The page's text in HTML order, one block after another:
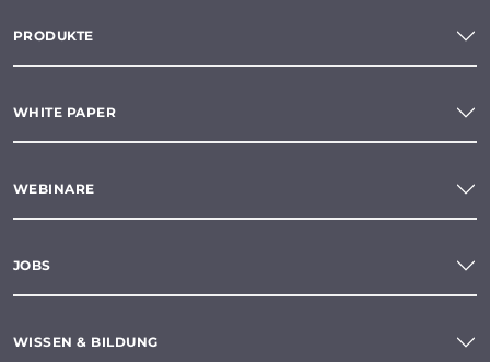
PRODUKTE
WHITE PAPER
WEBINARE
JOBS
WISSEN & BILDUNG